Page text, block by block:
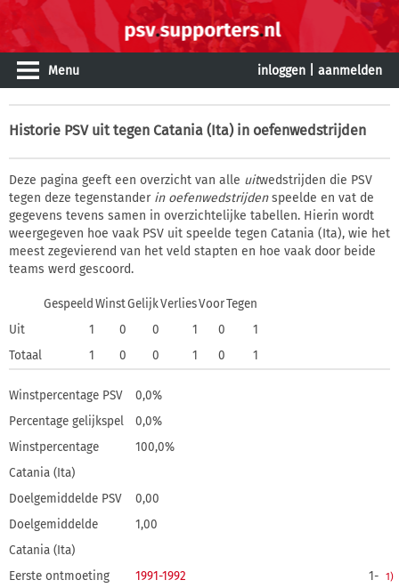
Menu inloggen aanmelden
Historie PSV uit tegen Catania (Ita) in oefenwedstrijden
Deze pagina geeft een overzicht van alle uitwedstrijden die PSV
tegen deze tegenstander in oefenwedstrijdenspeelde en vat de
gegevens tevens samen in overzichtelijke tabellen. Hierin wordt
weergegeven hoe vaak PSV uit speelde tegen Catania (Ita), wie het
meest zegevierend van het veld stapten en hoe vaak door beide
teams werd gescoord.
Gespeeld WinstGelijkVerliesVoorTegen
Uit
1 0 0 1 0
1
Totaal
1 0 0 1 0 1
Winstpercentage PSV
0,0%
Percentage gelijkspel
0,0%
Winstpercentage
Catania (Ita)
100,0%
Doelgemiddelde PSV
0,00
Doelgemiddelde
Catania (Ita)
1,00
Eerste ontmoeting 1991-1992
1- 1)